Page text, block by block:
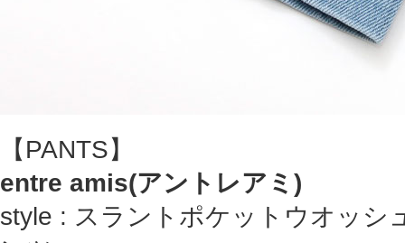
【PANTS】
entre amis(アントレアミ)
style : スラントポケットウオッシ